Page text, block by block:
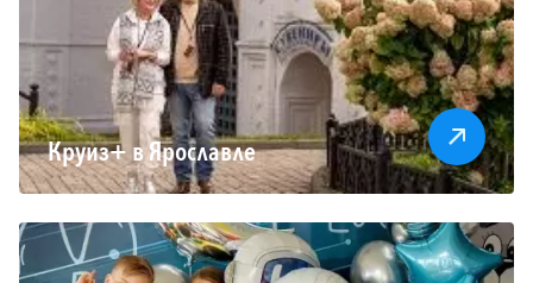
Круиз+ в Ярославле